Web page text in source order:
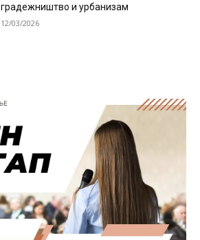
градежништво и урбанизам
12/03/2026